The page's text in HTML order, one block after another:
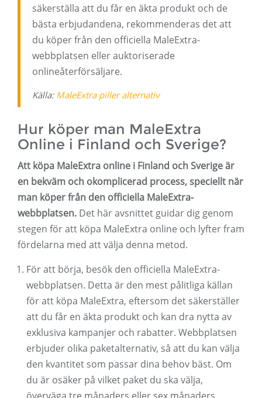
säkerställa att du får en äkta produkt och de
bästa erbjudandena, rekommenderas det att
du köper från den officiella MaleExtra-
webbplatsen eller auktoriserade
onlineåterförsäljare.
Källa: MaleExtra piller alternativ
Hur köper man MaleExtra
Online i Finland och Sverige?
Att köpa MaleExtra online i Finland och Sverige är
en bekväm och okomplicerad process, speciellt när
man köper från den officiella MaleExtra-
webbplatsen. Det här avsnittet guidar dig genom
stegen för att köpa MaleExtra online och lyfter fram
fördelarna med att välja denna metod.
För att börja, besök den officiella MaleExtra-
webbplatsen. Detta är den mest pålitliga källan
för att köpa MaleExtra, eftersom det säkerställer
att du får en äkta produkt och kan dra nytta av
exklusiva kampanjer och rabatter. Webbplatsen
erbjuder olika paketalternativ, så att du kan välja
den kvantitet som passar dina behov bäst. Om
du är osäker på vilket paket du ska välja,